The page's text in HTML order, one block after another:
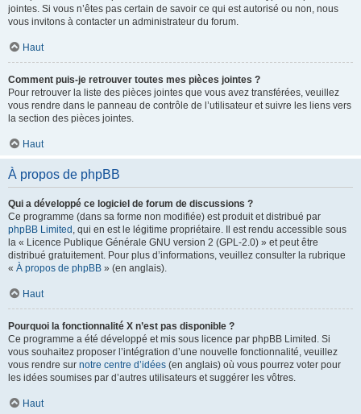
jointes. Si vous n’êtes pas certain de savoir ce qui est autorisé ou non, nous
vous invitons à contacter un administrateur du forum.
Haut
Comment puis-je retrouver toutes mes pièces jointes ?
Pour retrouver la liste des pièces jointes que vous avez transférées, veuillez
vous rendre dans le panneau de contrôle de l’utilisateur et suivre les liens vers
la section des pièces jointes.
Haut
À propos de phpBB
Qui a développé ce logiciel de forum de discussions ?
Ce programme (dans sa forme non modifiée) est produit et distribué par
phpBB Limited , qui en est le légitime propriétaire. Il est rendu accessible sous
la « Licence Publique Générale GNU version 2 (GPL-2.0) » et peut être
distribué gratuitement. Pour plus d’informations, veuillez consulter la rubrique
« À propos de phpBB » (en anglais).
Haut
Pourquoi la fonctionnalité X n’est pas disponible ?
Ce programme a été développé et mis sous licence par phpBB Limited. Si
vous souhaitez proposer l’intégration d’une nouvelle fonctionnalité, veuillez
vous rendre sur notre centre d’idées (en anglais) où vous pourrez voter pour
les idées soumises par d’autres utilisateurs et suggérer les vôtres.
Haut